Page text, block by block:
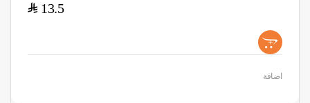
13.5
$
+
اضافة